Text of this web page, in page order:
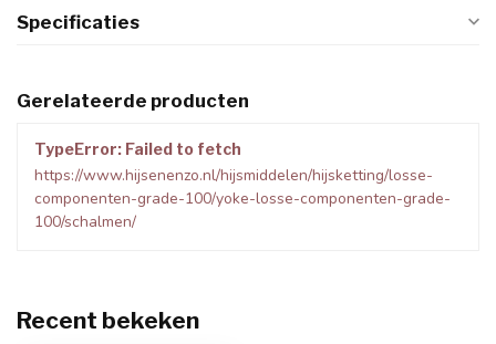
Specificaties
Gerelateerde producten
TypeError: Failed to fetch
https://www.hijsenenzo.nl/hijsmiddelen/hijsketting/losse-
componenten-grade-100/yoke-losse-componenten-grade-
100/schalmen/
Recent bekeken